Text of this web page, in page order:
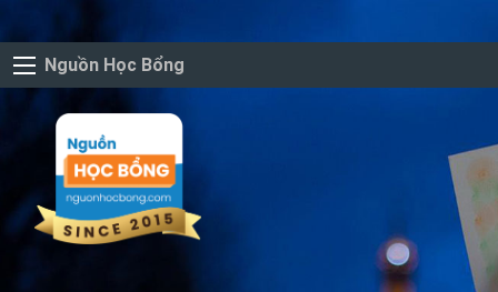
Nguồn Học Bổng